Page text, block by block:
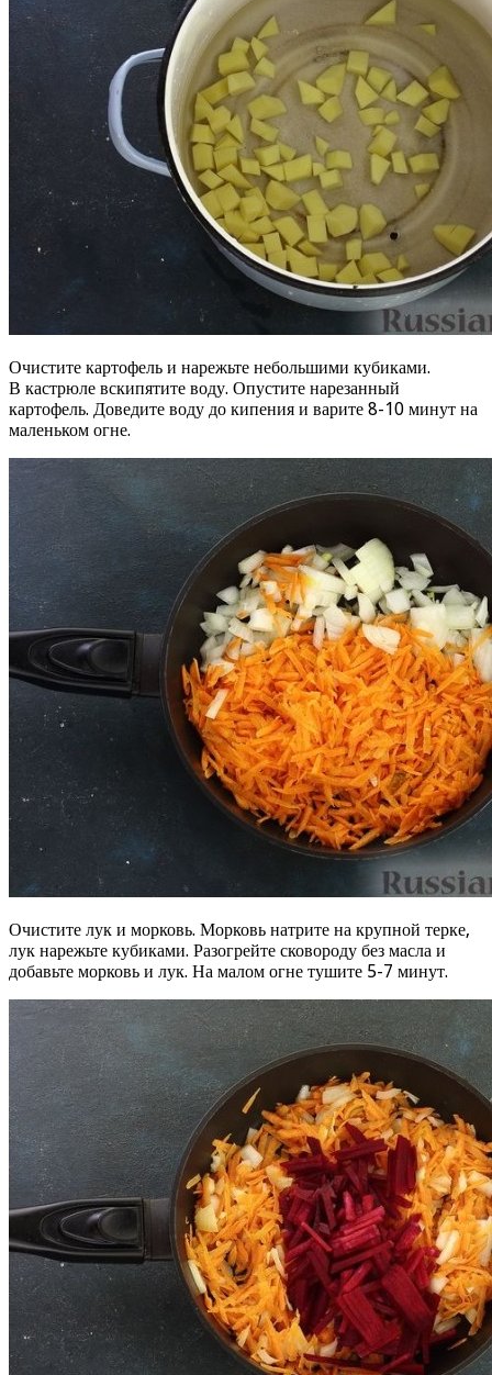
Очистите картофель и нарежьте небольшими кубиками.
В кастрюле вскипятите воду. Опустите нарезанный
картофель. Доведите воду до кипения и варите 8-10 минут на
маленьком огне.
Очистите лук и морковь. Морковь натрите на крупной терке,
лук нарежьте кубиками. Разогрейте сковороду без масла и
добавьте морковь и лук. На малом огне тушите 5-7 минут.